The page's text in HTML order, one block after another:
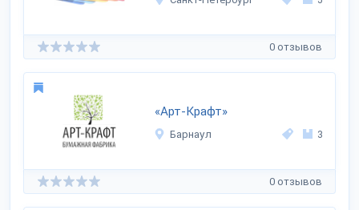
0 отзывов
«Арт-Крафт»
Барнаул 3
0 отзывов